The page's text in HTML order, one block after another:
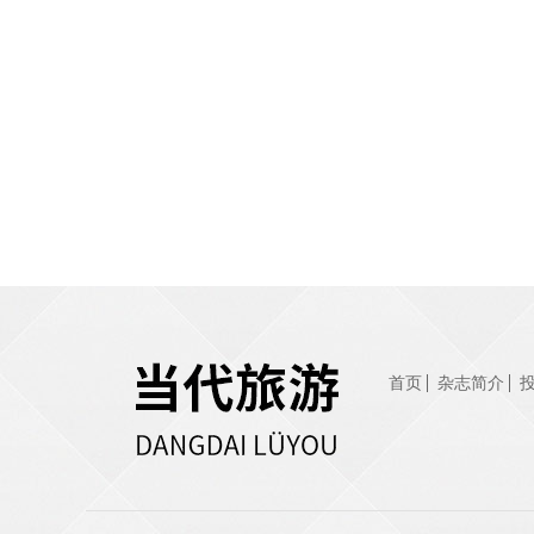
首页 杂志简介